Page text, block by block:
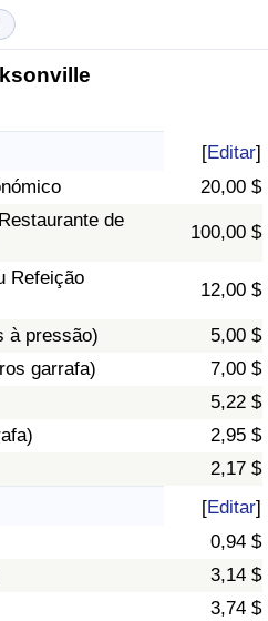
[Editar]
20,00 $
de
100,00 $
Refeição
12,00 $
à pressão)
5,00 $
garrafa)
7,00 $
5,22 $
2,95 $
2,17 $
[Editar]
0,94 $
3,14 $
3,74 $
Por Paíspor País
Vida (Atual)
por país
(Atual)
país